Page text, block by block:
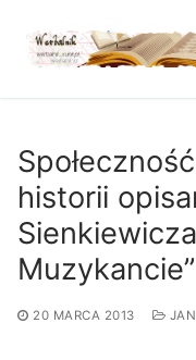
treści
historii
Muzykancie”
20 MARCA 2013